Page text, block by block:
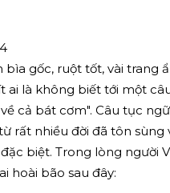
bìa gốc, ruột tốt, vài trang
ai là không biết tới một
cả bát cơm". Câu tục
rất nhiều đời đã tôn
biệt. Trong lòng người
hoài bão sau đây: